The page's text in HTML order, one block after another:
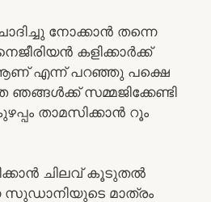
നോക്കാൻ തന്നെ
കളിക്കാർക്ക്
എന്ന് പറഞ്ഞു പക്ഷെ
ഞങ്ങൾക്ക് സമ്മജിക്കേണ്ടി
താമസിക്കാൻ റൂം
ചിലവ് കൂടുതൽ
മാത്രം